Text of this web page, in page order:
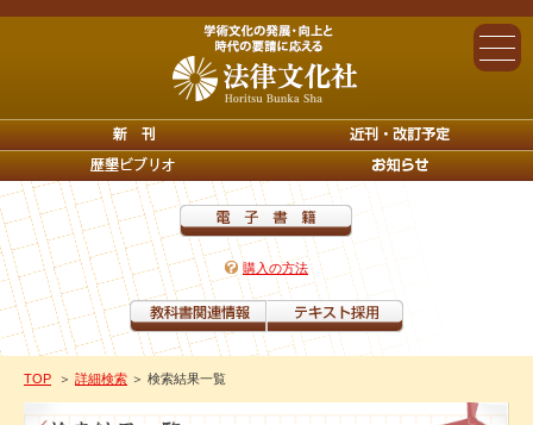
購入の方法
TOP ＞ 詳細検索 ＞ 検索結果一覧